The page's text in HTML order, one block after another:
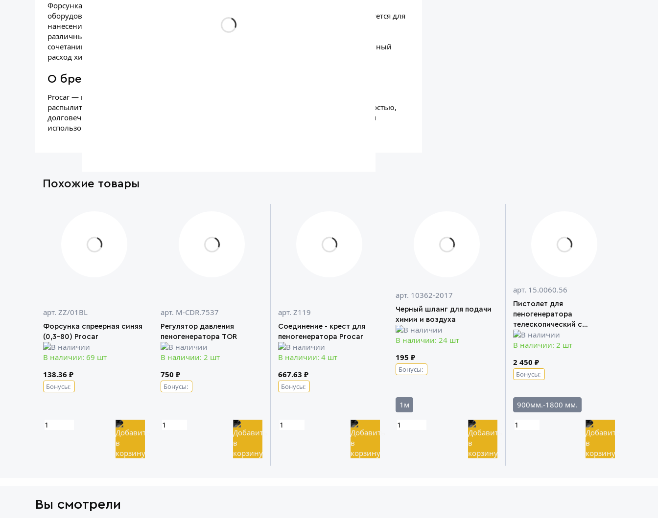
Форсунка предназначена для установки в спрееры и пеногенераторы Procar, а также в
оборудование других производителей с аналогичным посадочным местом. Она используется для
нанесения активной пены при бесконтактной мойке автомобилей, а также для обработки
различных поверхностей моющими и чистящими средствами. Благодаря оптимальному
сочетанию диаметра и давления форсунка обеспечивает равномерный факел и экономичный
расход химии.
О бренде Procar
Procar — итальянский производитель профессионального пенного оборудования и
распылителей, работающий на рынке с 1962 года. Продукция бренда отличается надёжностью,
долговечностью и продуманной конструкцией, что подтверждается многолетним опытом
использования на автомойках и в клининговых службах по всему миру.
Похожие товары
арт. ZZ/01BL
Форсунка спреерная синяя
(0,3-80) Procar
В наличии: 69 шт
138.36 ₽
Бонусы:
арт. M-CDR.7537
Регулятор давления
пеногенератора TOR
В наличии: 2 шт
750 ₽
Бонусы:
арт. Z119
Соединение - крест для
пеногенератора Procar
В наличии: 4 шт
667.63 ₽
Бонусы:
арт. 10362-2017
Черный шланг для подачи
химии и воздуха
В наличии: 24 шт
195 ₽
Бонусы:
1м
арт. 15.0060.56
Пистолет для
пеногенератора
телескопический с
большим пенным соплом
В наличии: 2 шт
2 450 ₽
Бонусы:
900мм.-1800 мм.
Вы смотрели